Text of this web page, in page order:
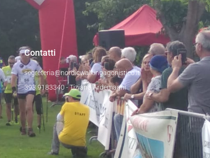
Contatti
segreteria@nordicwalkingagonistico.it
393 9183340 - Tiziano Ardemagni